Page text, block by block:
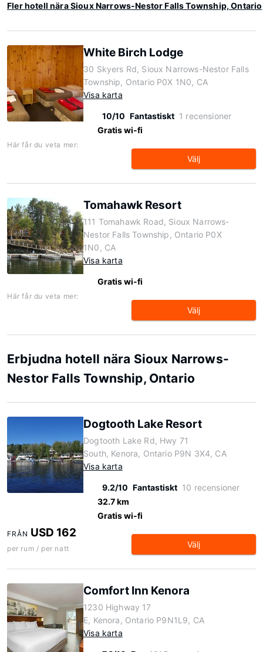
Fler hotell nära Sioux Narrows-Nestor Falls Township, Ontario
White Birch Lodge
30 Skyers Rd, Sioux Narrows-Nestor Falls
Township, Ontario P0X 1N0, CA
Visa karta
10/10 Fantastiskt 1 recensioner
Gratis wi-fi
Här får du veta mer:
Välj
Tomahawk Resort
111 Tomahawk Road, Sioux Narrows-
Nestor Falls Township, Ontario P0X
1N0, CA
Visa karta
Gratis wi-fi
Här får du veta mer:
Välj
Erbjudna hotell nära Sioux Narrows-
Nestor Falls Township, Ontario
Dogtooth Lake Resort
Dogtooth Lake Rd, Hwy 71
South, Kenora, Ontario P9N 3X4, CA
Visa karta
9.2/10 Fantastiskt 10 recensioner
32.7 km
Gratis wi-fi
FRÅN USD 162
per rum / per natt Välj
Comfort Inn Kenora
1230 Highway 17
E, Kenora, Ontario P9N1L9, CA
Visa karta